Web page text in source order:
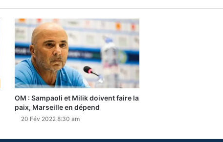
OM : Sampaoli et Milik doivent faire la
paix, Marseille en dépend
20 Fév 2022 8:30 am